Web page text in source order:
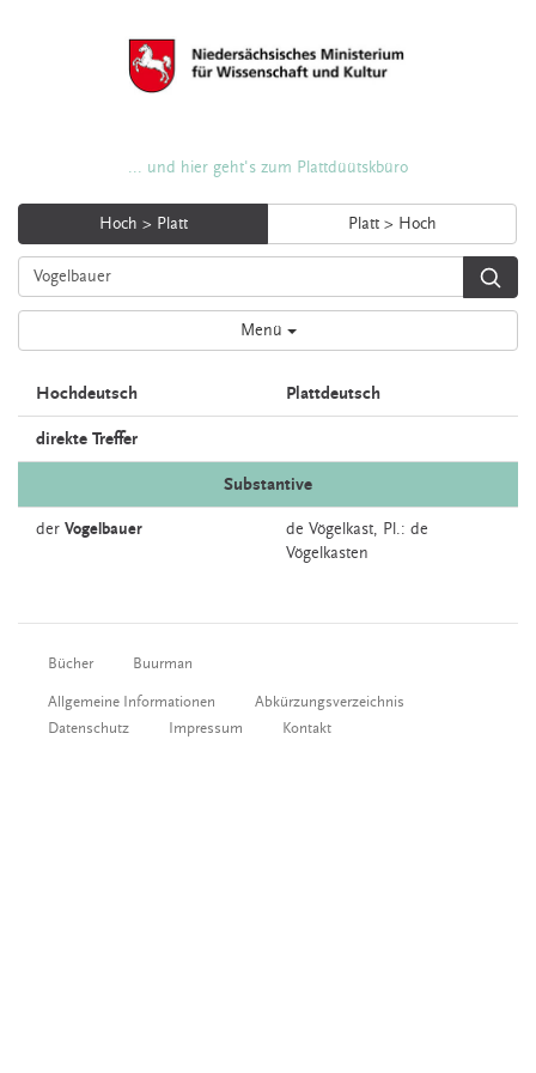
... und hier geht's zum Plattdüütskbüro
Hoch > Platt Platt > Hoch
Menü
Hochdeutsch Plattdeutsch
direkte Treffer
Substantive
der Vogelbauer de Vögelkast, Pl.: de
Vögelkasten
Bücher Buurman
Allgemeine Informationen
Abkürzungsverzeichnis
Datenschutz
Impressum Kontakt